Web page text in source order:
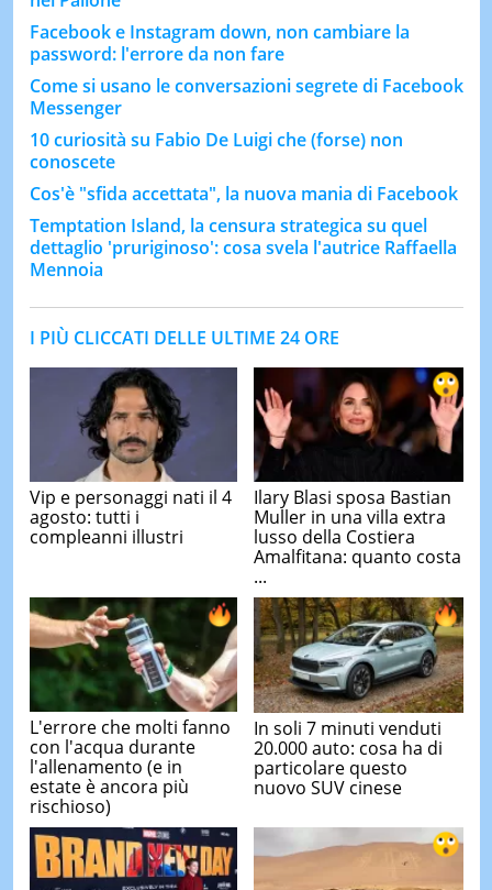
Facebook e Instagram down, non cambiare la
password: l'errore da non fare
Come si usano le conversazioni segrete di Facebook
Messenger
10 curiosità su Fabio De Luigi che (forse) non
conoscete
Cos'è "sfida accettata", la nuova mania di Facebook
Temptation Island, la censura strategica su quel
dettaglio 'pruriginoso': cosa svela l'autrice Raffaella
Mennoia
I PIÙ CLICCATI DELLE ULTIME 24 ORE
Vip e personaggi nati il 4
agosto: tutti i
compleanni illustri
Ilary Blasi sposa Bastian
Muller in una villa extra
lusso della Costiera
Amalfitana: quanto costa
...
L'errore che molti fanno
con l'acqua durante
l'allenamento (e in
estate è ancora più
rischioso)
In soli 7 minuti venduti
20.000 auto: cosa ha di
particolare questo
nuovo SUV cinese